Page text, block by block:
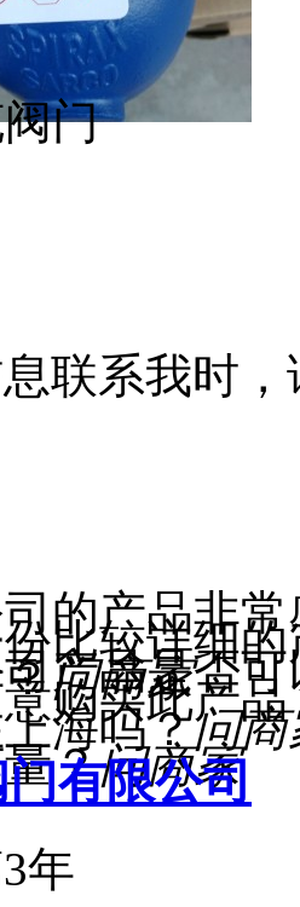
门
联系我时
的产品非
问商家
比较详细
产品是否
购买此产
？问商家
海吗？问商
有限公司
年